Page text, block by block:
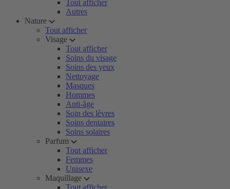
Tout afficher
Autres
Nature
Tout afficher
Visage
Tout afficher
Soins du visage
Soins des yeux
Nettoyage
Masques
Hommes
Anti-âge
Soin des lèvres
Soins dentaires
Soins solaires
Parfum
Tout afficher
Femmes
Unisexe
Maquillage
Tout afficher